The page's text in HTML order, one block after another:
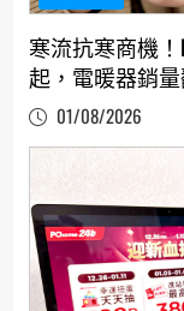
寒流抗寒商機！
起，電暖器銷
01/08/2026